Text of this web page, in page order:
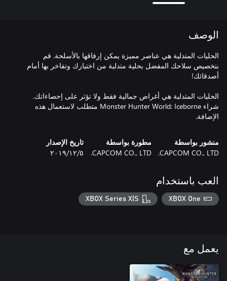
الوصف
الحليات المتدلية هي عناصر مميزة يمكن إرفاقها بالأسلحة. قم
بتخصيص سلاحك المفضل بحلية متدلية من اختيارك وتفاخر بها أمام
شراء Monster Hunter World: Iceborne متطلب لاستعمال هذه
الإضافة.
منشور بواسطة
CAPCOM CO., LTD.
مطورة بواسطة
CAPCOM CO., LTD.
تاريخ الإصدار
٥‏/١٢‏/٢٠١٩
العب باستخدام
XBOX One
XBOX Series X|S
يعمل مع